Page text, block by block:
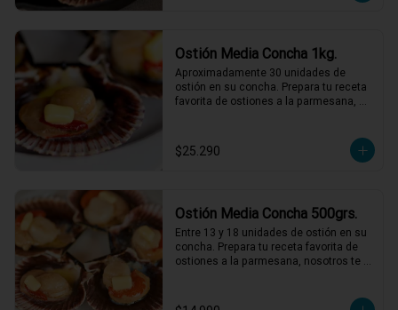
Ostión Media Concha 1kg.
Aproximadamente 30 unidades de
ostión en su concha. Prepara tu receta
favorita de ostiones a la parmesana,
$25.290
Ostión Media Concha 500grs.
Entre 13 y 18 unidades de ostión en su
concha. Prepara tu receta favorita de
ostiones a la parmesana, nosotros te